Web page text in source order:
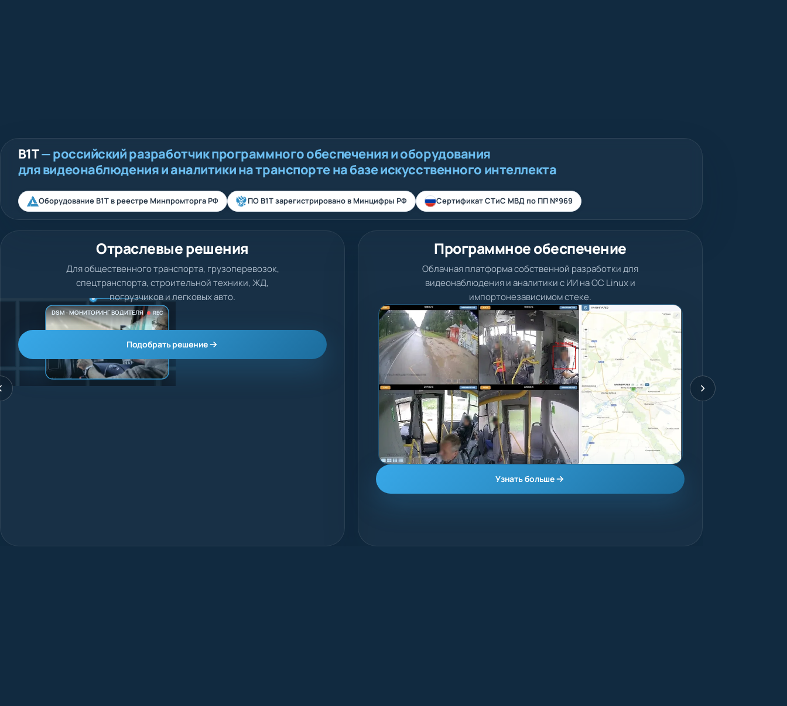
В1Т— российский разработчик программного обеспечения и оборудования
для видеонаблюдения и аналитики на транспорте на базе искусственного интеллекта
Оборудование В1Т в реестре Минпромторга РФ ПО В1Т зарегистрировано в Минцифры РФ Сертификат СТиС МВД по ПП №969
Отраслевые решения
Для общественного транспорта, грузоперевозок,
спецтранспорта, строительной техники, ЖД,
погрузчиков и легковых авто.
Подобрать решение
Программное обеспечение
Облачная платформа собственной разработки для
видеонаблюдения и аналитики с ИИ на ОС Linux и
импортонезависимом стеке.
Узнать больше